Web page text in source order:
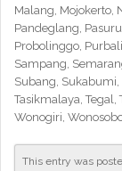
Malang, Mojokerto,
Pandeglang,
Probolinggo,
Sampang,
Subang,
Tasikmalaya,
Wonogiri,
This entry was